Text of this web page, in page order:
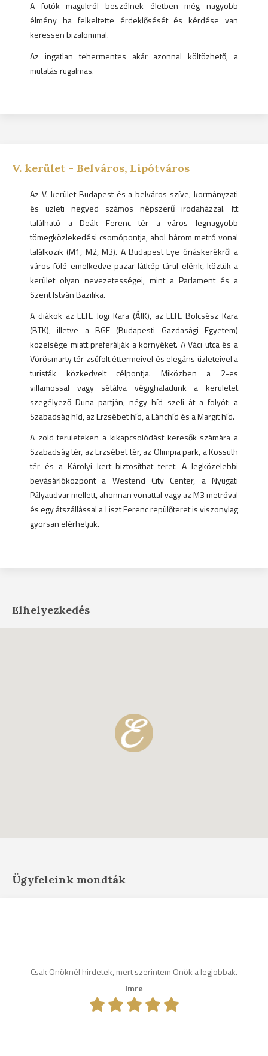
A fotók magukról beszélnek életben még nagyobb
élmény ha felkeltette érdeklősését és kérdése van
keressen bizalommal.
Az ingatlan tehermentes akár azonnal költözhető, a
mutatás rugalmas.
V. kerület - Belváros, Lipótváros
Az V. kerület Budapest és a belváros szíve, kormányzati
és üzleti negyed számos népszerű irodaházzal. Itt
található a Deák Ferenc tér a város legnagyobb
tömegközlekedési csomópontja, ahol három metró vonal
találkozik (M1, M2, M3). A Budapest Eye óriáskerékről a
város fölé emelkedve pazar látkép tárul elénk, köztük a
kerület olyan nevezetességei, mint a Parlament és a
Szent István Bazilika.
A diákok az ELTE Jogi Kara (ÁJK), az ELTE Bölcsész Kara
(BTK), illetve a BGE (Budapesti Gazdasági Egyetem)
közelsége miatt preferálják a környéket. A Váci utca és a
Vörösmarty tér zsúfolt éttermeivel és elegáns üzleteivel a
turisták közkedvelt célpontja. Miközben a 2-es
villamossal vagy sétálva végighaladunk a kerületet
szegélyező Duna partján, négy híd szeli át a folyót: a
Szabadság híd, az Erzsébet híd, a Lánchíd és a Margit híd.
A zöld területeken a kikapcsolódást keresők számára a
Szabadság tér, az Erzsébet tér, az Olimpia park, a Kossuth
tér és a Károlyi kert biztosíthat teret. A legközelebbi
bevásárlóközpont a Westend City Center, a Nyugati
Pályaudvar mellett, ahonnan vonattal vagy az M3 metróval
és egy átszállással a Liszt Ferenc repülőteret is viszonylag
gyorsan elérhetjük.
Elhelyezkedés
Ügyfeleink mondták
Csak Önöknél hirdetek, mert szerintem Önök a legjobbak.
Imre